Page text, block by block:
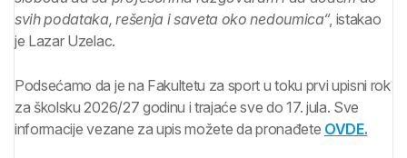
svih podataka, rešenja i saveta oko nedoumica“, istakao
je Lazar Uzelac.
Podsećamo da je na Fakultetu za sport u toku prvi upisni rok
za školsku 2026/27 godinu i trajaće sve do 17. jula. Sve
informacije vezane za upis možete da pronađete OVDE.